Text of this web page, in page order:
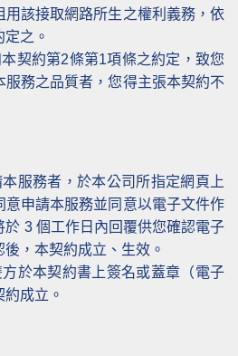
用該接取網路所生之權利義務，依
之。
契約第2條第1項條之約定，致您
服務之品質者，您得主張本契約不
服務者，於本公司所指定網頁上
意申請本服務並同意以電子文件作
3 個工作日內回覆供您確認電子
，本契約成立、生效。
於本契約書上簽名或蓋章（電子
成立。